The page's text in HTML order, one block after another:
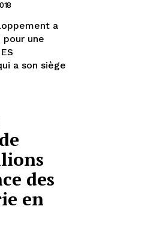
a
pour une
a son siège
des
en